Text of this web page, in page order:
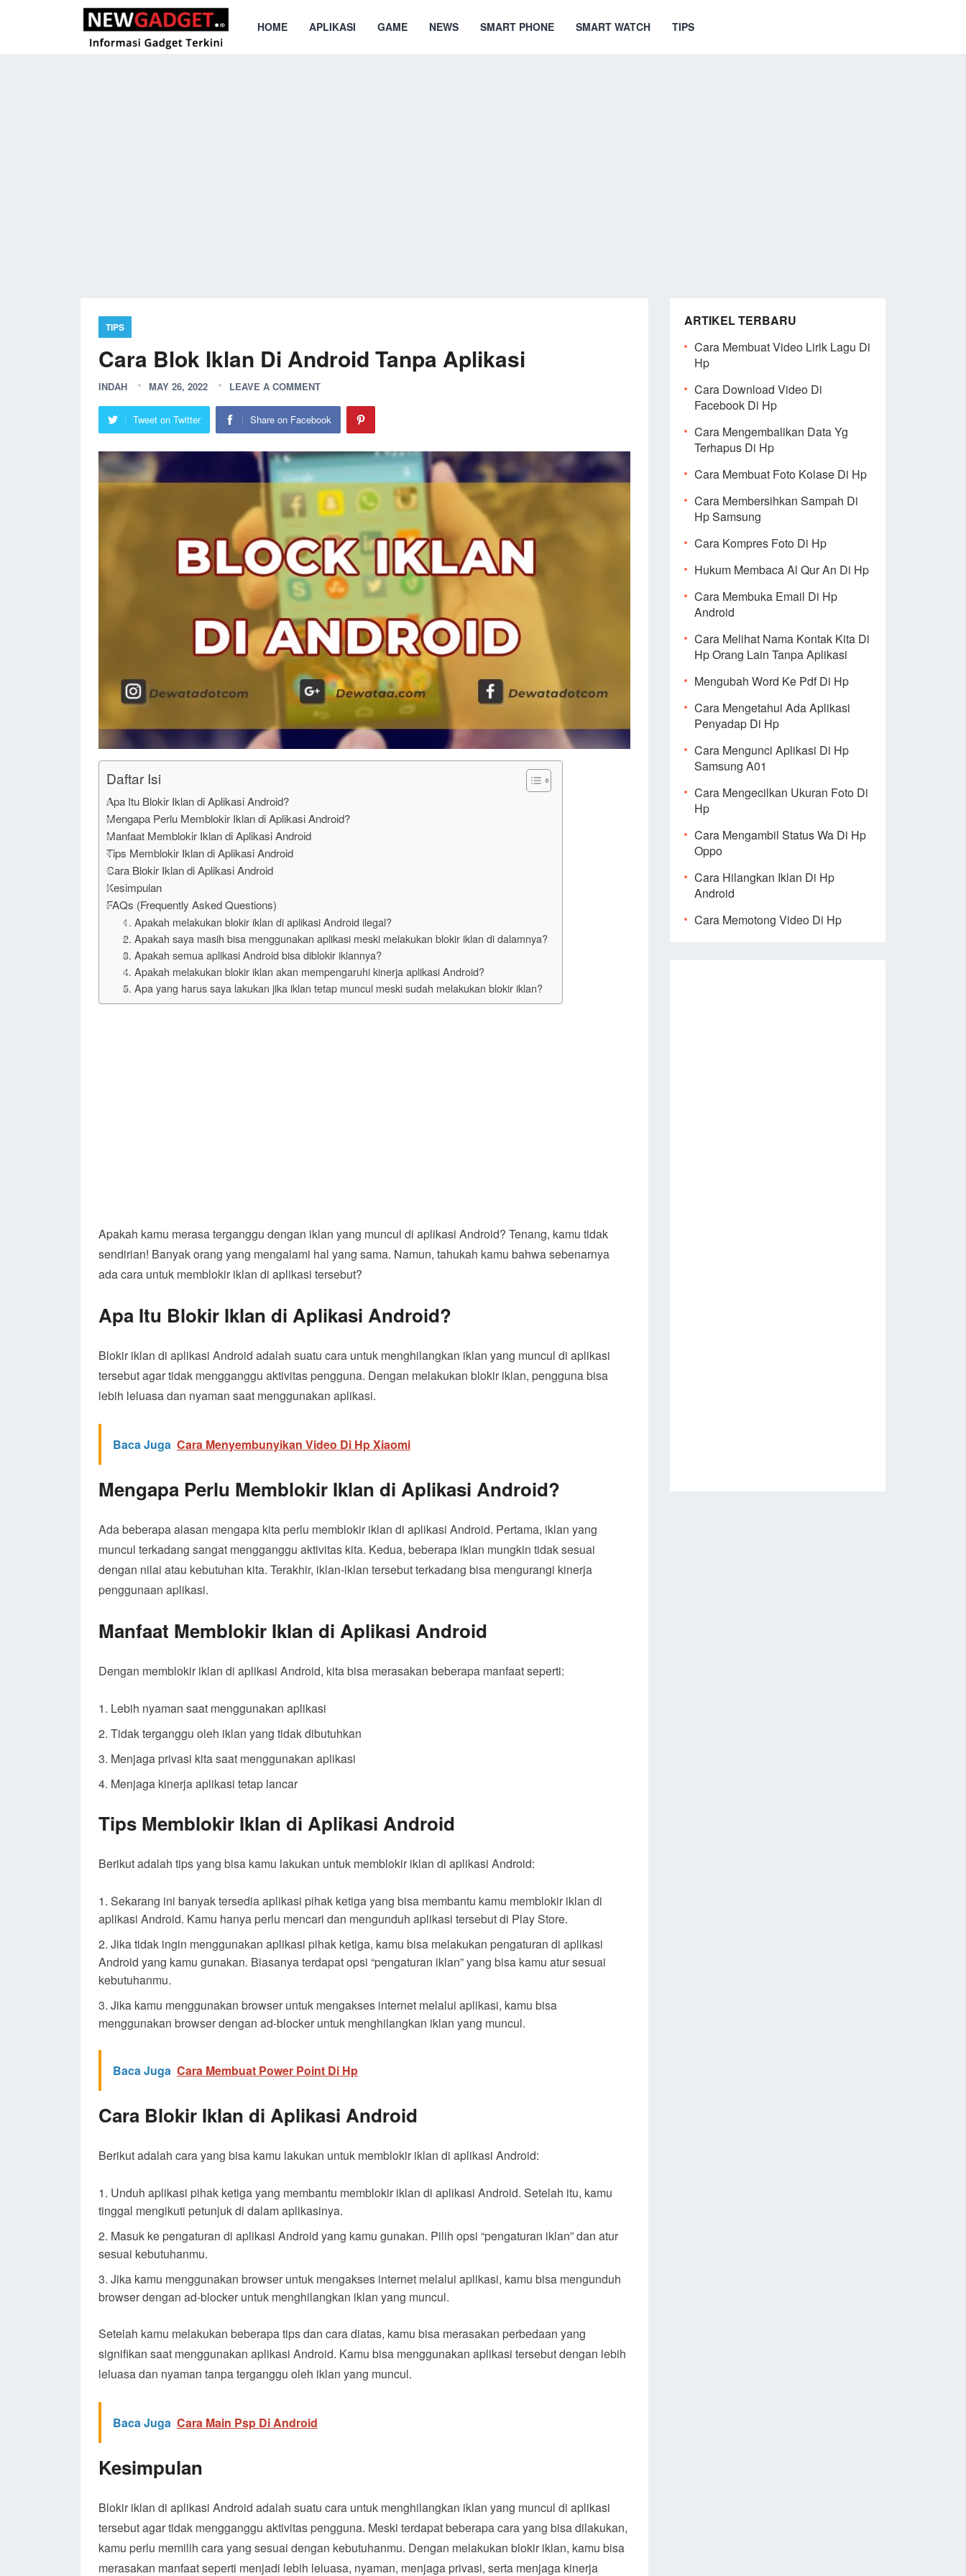
HOME APLIKASI GAME NEWS SMART PHONE SMART WATCH TIPS
TIPS
Cara Blok Iklan Di Android Tanpa Aplikasi
INDAH MAY 26, 2022 LEAVE A COMMENT
Tweet on Twitter Share on Facebook
Daftar Isi
Apa Itu Blokir Iklan di Aplikasi Android?
Mengapa Perlu Memblokir Iklan di Aplikasi Android?
Manfaat Memblokir Iklan di Aplikasi Android
Tips Memblokir Iklan di Aplikasi Android
Cara Blokir Iklan di Aplikasi Android
Kesimpulan
FAQs (Frequently Asked Questions)
1. Apakah melakukan blokir iklan di aplikasi Android ilegal?
2. Apakah saya masih bisa menggunakan aplikasi meski melakukan blokir iklan di dalamnya?
3. Apakah semua aplikasi Android bisa diblokir iklannya?
4. Apakah melakukan blokir iklan akan mempengaruhi kinerja aplikasi Android?
5. Apa yang harus saya lakukan jika iklan tetap muncul meski sudah melakukan blokir iklan?
Apakah kamu merasa terganggu dengan iklan yang muncul di aplikasi Android? Tenang, kamu tidak
sendirian! Banyak orang yang mengalami hal yang sama. Namun, tahukah kamu bahwa sebenarnya
ada cara untuk memblokir iklan di aplikasi tersebut?
Apa Itu Blokir Iklan di Aplikasi Android?
Blokir iklan di aplikasi Android adalah suatu cara untuk menghilangkan iklan yang muncul di aplikasi
tersebut agar tidak mengganggu aktivitas pengguna. Dengan melakukan blokir iklan, pengguna bisa
lebih leluasa dan nyaman saat menggunakan aplikasi.
Baca Juga Cara Menyembunyikan Video Di Hp Xiaomi
Mengapa Perlu Memblokir Iklan di Aplikasi Android?
Ada beberapa alasan mengapa kita perlu memblokir iklan di aplikasi Android. Pertama, iklan yang
muncul terkadang sangat mengganggu aktivitas kita. Kedua, beberapa iklan mungkin tidak sesuai
dengan nilai atau kebutuhan kita. Terakhir, iklan-iklan tersebut terkadang bisa mengurangi kinerja
penggunaan aplikasi.
Manfaat Memblokir Iklan di Aplikasi Android
Dengan memblokir iklan di aplikasi Android, kita bisa merasakan beberapa manfaat seperti:
Lebih nyaman saat menggunakan aplikasi
Tidak terganggu oleh iklan yang tidak dibutuhkan
Menjaga privasi kita saat menggunakan aplikasi
Menjaga kinerja aplikasi tetap lancar
Tips Memblokir Iklan di Aplikasi Android
Berikut adalah tips yang bisa kamu lakukan untuk memblokir iklan di aplikasi Android:
Sekarang ini banyak tersedia aplikasi pihak ketiga yang bisa membantu kamu memblokir iklan di
aplikasi Android. Kamu hanya perlu mencari dan mengunduh aplikasi tersebut di Play Store.
Jika tidak ingin menggunakan aplikasi pihak ketiga, kamu bisa melakukan pengaturan di aplikasi
Android yang kamu gunakan. Biasanya terdapat opsi “pengaturan iklan” yang bisa kamu atur sesuai
kebutuhanmu.
Jika kamu menggunakan browser untuk mengakses internet melalui aplikasi, kamu bisa
menggunakan browser dengan ad-blocker untuk menghilangkan iklan yang muncul.
Baca Juga Cara Membuat Power Point Di Hp
Cara Blokir Iklan di Aplikasi Android
Berikut adalah cara yang bisa kamu lakukan untuk memblokir iklan di aplikasi Android:
Unduh aplikasi pihak ketiga yang membantu memblokir iklan di aplikasi Android. Setelah itu, kamu
tinggal mengikuti petunjuk di dalam aplikasinya.
Masuk ke pengaturan di aplikasi Android yang kamu gunakan. Pilih opsi “pengaturan iklan” dan atur
sesuai kebutuhanmu.
Jika kamu menggunakan browser untuk mengakses internet melalui aplikasi, kamu bisa mengunduh
browser dengan ad-blocker untuk menghilangkan iklan yang muncul.
Setelah kamu melakukan beberapa tips dan cara diatas, kamu bisa merasakan perbedaan yang
signifikan saat menggunakan aplikasi Android. Kamu bisa menggunakan aplikasi tersebut dengan lebih
leluasa dan nyaman tanpa terganggu oleh iklan yang muncul.
Baca Juga Cara Main Psp Di Android
Kesimpulan
Blokir iklan di aplikasi Android adalah suatu cara untuk menghilangkan iklan yang muncul di aplikasi
tersebut agar tidak mengganggu aktivitas pengguna. Meski terdapat beberapa cara yang bisa dilakukan,
kamu perlu memilih cara yang sesuai dengan kebutuhanmu. Dengan melakukan blokir iklan, kamu bisa
merasakan manfaat seperti menjadi lebih leluasa, nyaman, menjaga privasi, serta menjaga kinerja
ARTIKEL TERBARU
Cara Membuat Video Lirik Lagu Di
Hp
Cara Download Video Di
Facebook Di Hp
Cara Mengembalikan Data Yg
Terhapus Di Hp
Cara Membuat Foto Kolase Di Hp
Cara Membersihkan Sampah Di
Hp Samsung
Cara Kompres Foto Di Hp
Hukum Membaca Al Qur An Di Hp
Cara Membuka Email Di Hp
Android
Cara Melihat Nama Kontak Kita Di
Hp Orang Lain Tanpa Aplikasi
Mengubah Word Ke Pdf Di Hp
Cara Mengetahui Ada Aplikasi
Penyadap Di Hp
Cara Mengunci Aplikasi Di Hp
Samsung A01
Cara Mengecilkan Ukuran Foto Di
Hp
Cara Mengambil Status Wa Di Hp
Oppo
Cara Hilangkan Iklan Di Hp
Android
Cara Memotong Video Di Hp